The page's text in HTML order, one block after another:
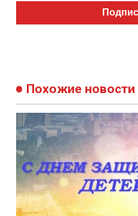
Подпишитесь, чтобы
Похожие новости